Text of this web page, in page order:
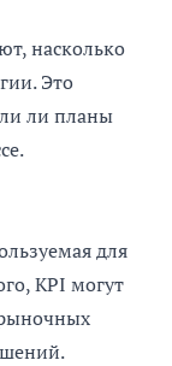
насколько
Это
ли планы
для
KPI могут